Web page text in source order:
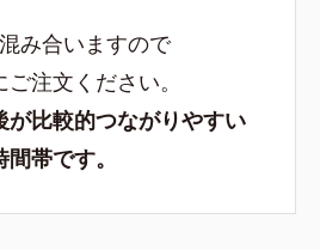
み合いますので
注文ください。
が比較的つながりやすい
間帯です。